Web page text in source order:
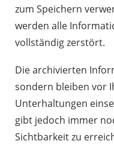
zum Speichern
werden alle
vollständig zerstört.
Die archivierten
sondern bleiben vor
Unterhaltungen
gibt jedoch immer
Sichtbarkeit zu